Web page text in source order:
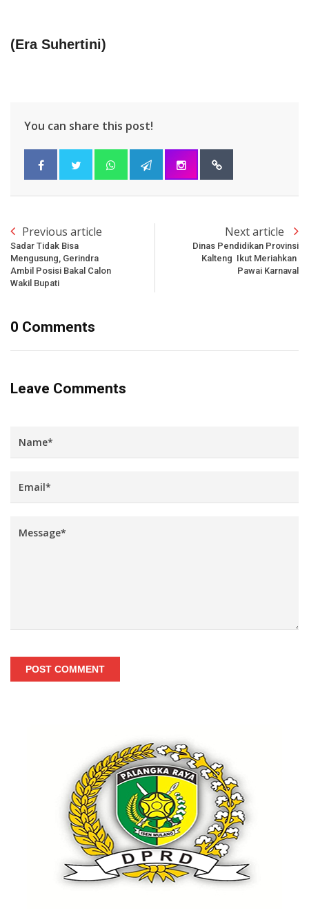
(Era Suhertini)
You can share this post!
Previous article
Sadar Tidak Bisa
Mengusung, Gerindra
Ambil Posisi Bakal Calon
Wakil Bupati
Next article
Dinas Pendidikan Provinsi
Kalteng Ikut Meriahkan
Pawai Karnaval
0 Comments
Leave Comments
POST COMMENT